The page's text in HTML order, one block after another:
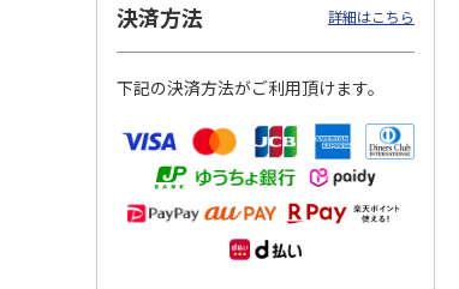
円…
4.8（11）
5,500円
4.6（7）
11,000円
決済方法 詳細はこちら
下記の決済方法がご利用頂けます。